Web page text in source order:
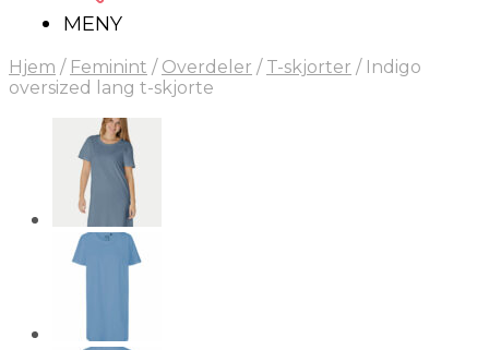
MENY
Hjem / Feminint / Overdeler / T-skjorter /Indigo
oversized lang t-skjorte